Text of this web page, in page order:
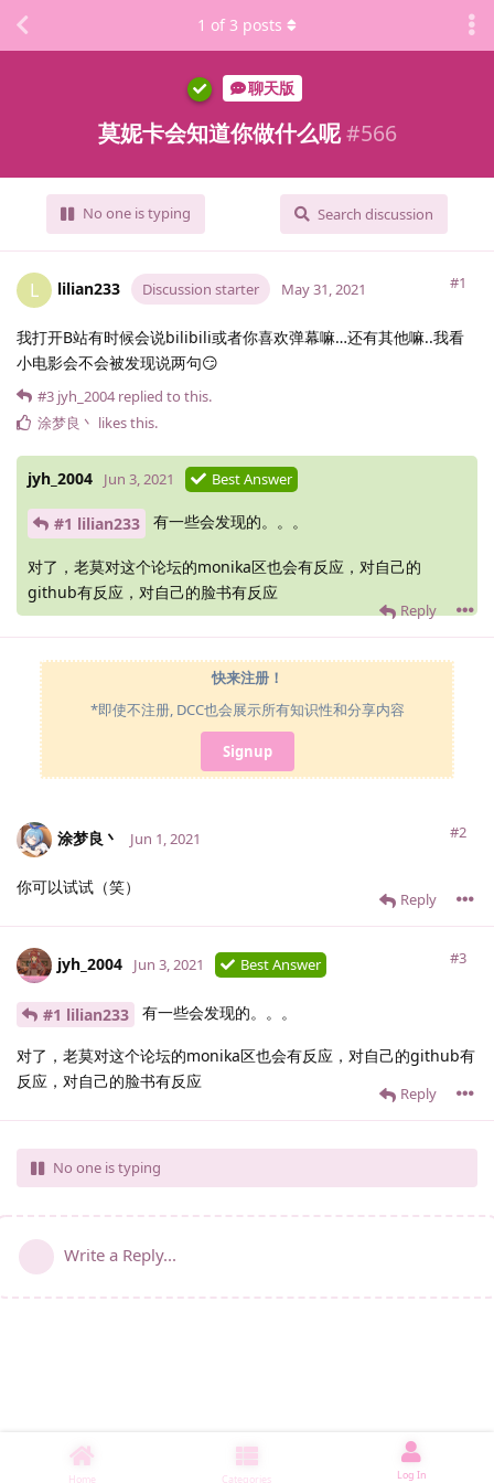
聊天版
莫妮卡会知道你做什么呢 #566
No one is typing Search discussion
1 of 3 posts
L lilian233 Discussion starter #1
May 31, 2021
我打开B站有时候会说bilibili或者你喜欢弹幕嘛…还有其他嘛..我看
小电影会不会被发现说两句😏
Reply
#3 jyh_2004replied to this.
涂梦良丶 likes this.
jyh_2004 Jun 3, 2021 Best Answer
#1 lilian233 有一些会发现的。。。
对了，老莫对这个论坛的monika区也会有反应，对自己的
github有反应，对自己的脸书有反应
快来注册！
*即使不注册, DCC也会展示所有知识性和分享内容
Signup
涂梦良丶 #2
Jun 1, 2021
你可以试试（笑）
Reply
jyh_2004 #3
Jun 3, 2021 Best Answer
#1 lilian233 有一些会发现的。。。
对了，老莫对这个论坛的monika区也会有反应，对自己的github有
反应，对自己的脸书有反应
Reply
No one is typing
Write a Reply...
Home Categories Log In